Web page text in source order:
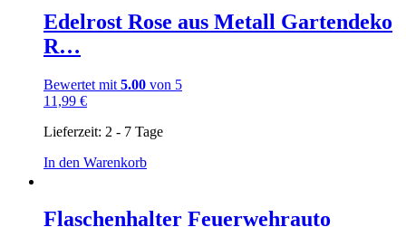
Edelrost Rose aus Metall Gartendeko
R…
Bewertet mit 5.00 von 5
11,99 €
Lieferzeit: 2 - 7 Tage
In den Warenkorb
Flaschenhalter Feuerwehrauto